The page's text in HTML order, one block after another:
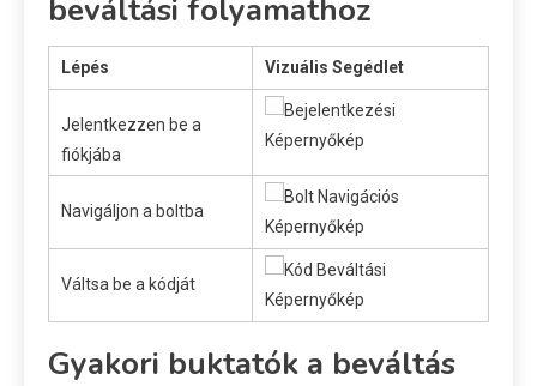
beváltási folyamathoz
Lépés Vizuális Segédlet
Jelentkezzen be a
fiókjába
Navigáljon a boltba
Váltsa be a kódját
Gyakori buktatók a beváltás